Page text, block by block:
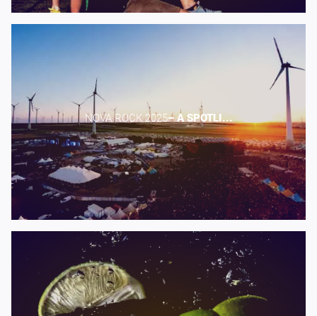
NOVA ROCK 2025​– A SPOTLI...